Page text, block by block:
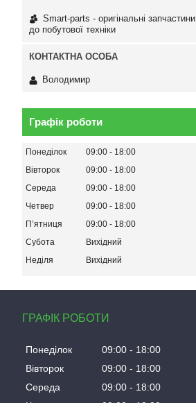
Smart-parts - оригінальні запчастини
до побутової техніки
Володимир
Графік роботи
Понеділок 09:00
18:00
Вівторок
09:00
18:00
Середа
09:00
18:00
Четвер
09:00
18:00
Пʼятниця
09:00
18:00
Субота
Вихідний
Неділя
Вихідний
ГРАФІК РОБОТИ
Понеділок 09:00
18:00
Вівторок
09:00
18:00
Середа
09:00
18:00